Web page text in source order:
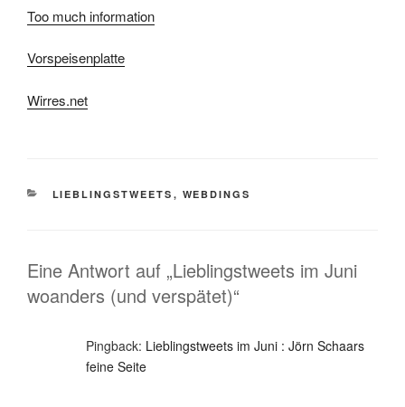
Too much information
Vorspeisenplatte
Wirres.net
KATEGORIEN
LIEBLINGSTWEETS , WEBDINGS
Eine Antwort auf „Lieblingstweets im Juni
woanders (und verspätet)“
Pingback: Lieblingstweets im Juni : Jörn Schaars
feine Seite